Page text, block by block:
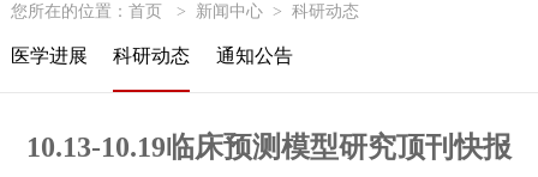
您所在的位置： 首页> 新闻中心> 科研动态
医学进展 科研动态 通知公告
10.13-10.19临床预测模型研究顶刊快报